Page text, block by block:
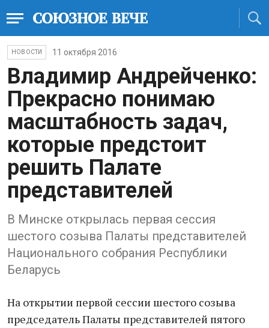
НОВОСТИ 11 октября 2016
Владимир Андрейченко:
Прекрасно понимаю
масштабность задач,
которые предстоит
решить Палате
представителей
В Минске открылась первая сессия
шестого созыва Палаты представителей
Национального собрания Республики
Беларусь
На открытии первой сессии шестого созыва
председатель Палаты представителей пятого